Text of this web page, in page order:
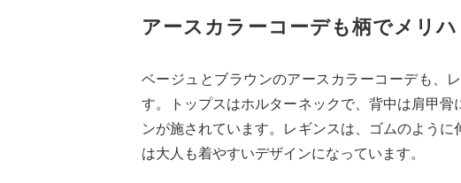
アースカラーコーデも柄でメリ
ベージュとブラウンのアースカラーコーデも、
す。トップスはホルターネックで、背中は肩甲
ンが施されています。レギンスは、ゴムのよう
は大人も着やすいデザインになっています。